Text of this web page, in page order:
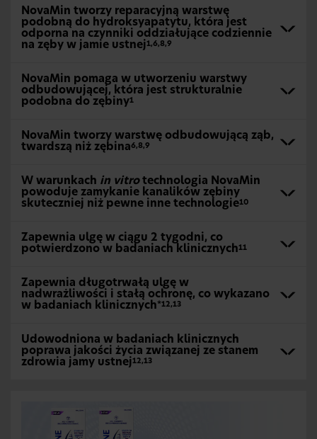
NovaMin tworzy reparacyjną warstwę
podobną do hydroksyapatytu, która jest
odporna na czynniki oddziałujące codziennie
na zęby w jamie ustnej1,6,8,9
NovaMin pomaga w utworzeniu warstwy
odbudowującej, która jest strukturalnie
podobna do zębiny1
NovaMin tworzy warstwę odbudowującą ząb,
twardszą niż zębina6,8,9
W warunkach in vitrotechnologia NovaMin
powoduje zamykanie kanalików zębiny
skuteczniej niż pewne inne technologie10
Zapewnia ulgę w ciągu 2 tygodni, co
potwierdzono w badaniach klinicznych11
Zapewnia długotrwałą ulgę w
nadwrażliwości i stałą ochronę, co wykazano
w badaniach klinicznych *12,13
Udowodniona w badaniach klinicznych
poprawa jakości życia związanej ze stanem
zdrowia jamy ustnej12,13